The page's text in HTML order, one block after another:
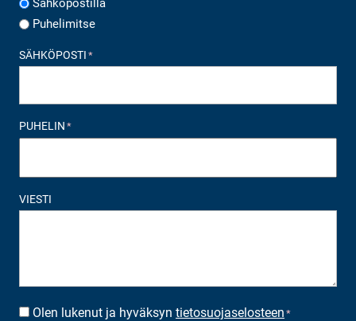
Sähköpostilla
Puhelimitse
SÄHKÖPOSTI *
PUHELIN *
VIESTI
SUOSTUMUS*
Olen lukenut ja hyväksyn tietosuojaselosteen *